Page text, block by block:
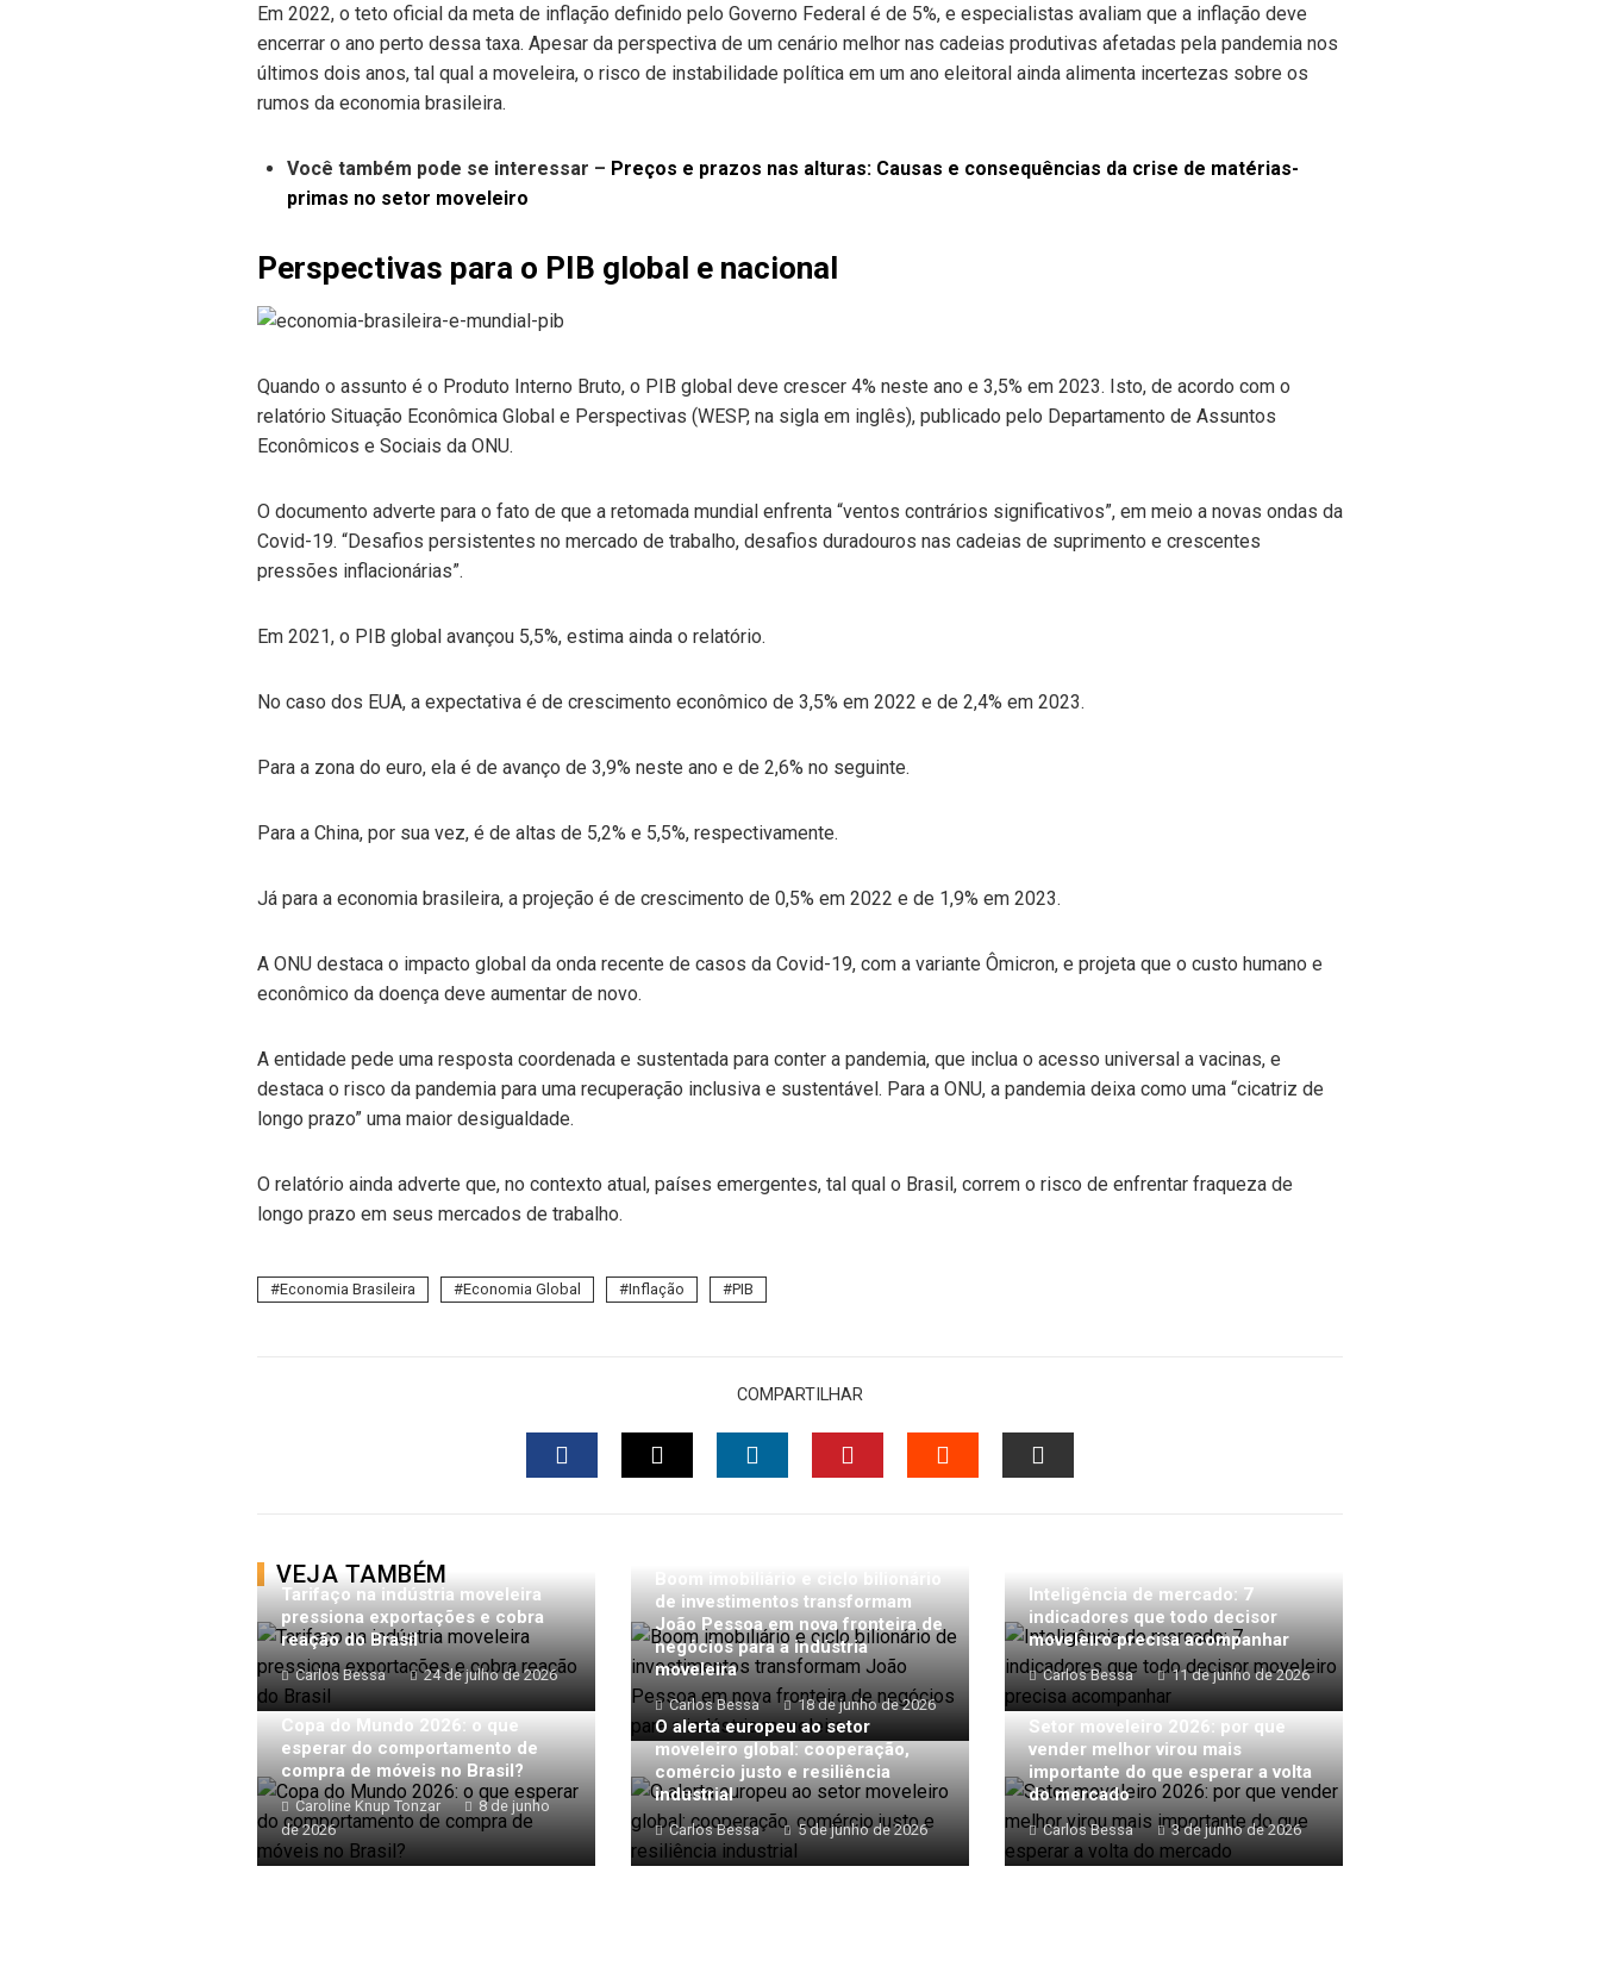
Em 2022, o teto oficial da meta de inflação definido pelo Governo Federal é de 5%, e especialistas avaliam que a inflação deve
encerrar o ano perto dessa taxa. Apesar da perspectiva de um cenário melhor nas cadeias produtivas afetadas pela pandemia nos
últimos dois anos, tal qual a moveleira, o risco de instabilidade política em um ano eleitoral ainda alimenta incertezas sobre os
rumos da economia brasileira.
Você também pode se interessar – Preços e prazos nas alturas: Causas e consequências da crise de matérias-
primas no setor moveleiro
Perspectivas para o PIB global e nacional
Quando o assunto é o Produto Interno Bruto, o PIB global deve crescer 4% neste ano e 3,5% em 2023. Isto, de acordo com o
relatório Situação Econômica Global e Perspectivas (WESP, na sigla em inglês), publicado pelo Departamento de Assuntos
Econômicos e Sociais da ONU.
O documento adverte para o fato de que a retomada mundial enfrenta “ventos contrários significativos”, em meio a novas ondas da
Covid-19. “Desafios persistentes no mercado de trabalho, desafios duradouros nas cadeias de suprimento e crescentes
pressões inflacionárias”.
Em 2021, o PIB global avançou 5,5%, estima ainda o relatório.
No caso dos EUA, a expectativa é de crescimento econômico de 3,5% em 2022 e de 2,4% em 2023.
Para a zona do euro, ela é de avanço de 3,9% neste ano e de 2,6% no seguinte.
Para a China, por sua vez, é de altas de 5,2% e 5,5%, respectivamente.
Já para a economia brasileira, a projeção é de crescimento de 0,5% em 2022 e de 1,9% em 2023.
A ONU destaca o impacto global da onda recente de casos da Covid-19, com a variante Ômicron, e projeta que o custo humano e
econômico da doença deve aumentar de novo.
A entidade pede uma resposta coordenada e sustentada para conter a pandemia, que inclua o acesso universal a vacinas, e
destaca o risco da pandemia para uma recuperação inclusiva e sustentável. Para a ONU, a pandemia deixa como uma “cicatriz de
longo prazo” uma maior desigualdade.
O relatório ainda adverte que, no contexto atual, países emergentes, tal qual o Brasil, correm o risco de enfrentar fraqueza de
longo prazo em seus mercados de trabalho.
Economia Brasileira Economia Global Inflação PIB
COMPARTILHAR
VEJA TAMBÉM
Tarifaço na indústria moveleira
pressiona exportações e cobra
reação do Brasil
Carlos Bessa 24 de julho de 2026
Boom imobiliário e ciclo bilionário
de investimentos transformam
João Pessoa em nova fronteira de
negócios para a indústria
moveleira
Carlos Bessa 18 de junho de 2026
Inteligência de mercado: 7
indicadores que todo decisor
moveleiro precisa acompanhar
Carlos Bessa 11 de junho de 2026
Copa do Mundo 2026: o que
esperar do comportamento de
compra de móveis no Brasil?
Caroline Knup Tonzar
8 de junho
de 2026
O alerta europeu ao setor
moveleiro global: cooperação,
comércio justo e resiliência
industrial
Carlos Bessa 5 de junho de 2026
Setor moveleiro 2026: por que
vender melhor virou mais
importante do que esperar a volta
do mercado
Carlos Bessa 3 de junho de 2026